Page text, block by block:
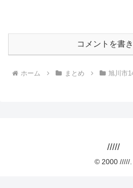
コメントを書
ホーム まとめ 旭川市
/////
© 2000 /////.